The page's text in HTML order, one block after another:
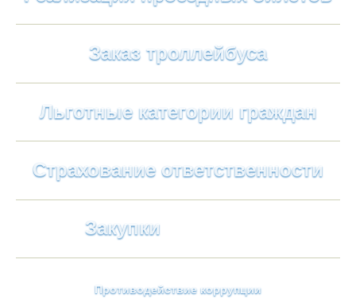
Заказ троллейбуса
Льготные категории граждан
Страхование ответственности
Закупки
Противодействие коррупции